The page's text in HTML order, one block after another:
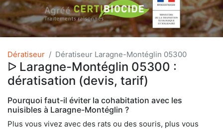
Dératiseur Dératiseur Laragne-Montéglin 05300
ᐅ Laragne-Montéglin 05300 :
dératisation (devis, tarif)
Pourquoi faut-il éviter la cohabitation avec les
nuisibles à Laragne-Montéglin ?
Plus vous vivez avec des rats ou des souris, plus vous